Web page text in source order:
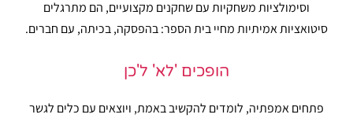
וסימולציות משחקיות עם שחקנים מקצועיים, הם מתרגלים
סיטואציות אמיתיות מחיי בית הספר: בהפסקה, בכיתה, עם חברים.
הופכים 'לא' ל'כן
פתחים אמפתיה, לומדים להקשיב באמת, ויוצאים עם כלים לגשר